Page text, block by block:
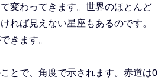
変わってきます。世界のほとんど
れば見えない星座もあるのです。
きます。
とで、角度で示されます。赤道は0